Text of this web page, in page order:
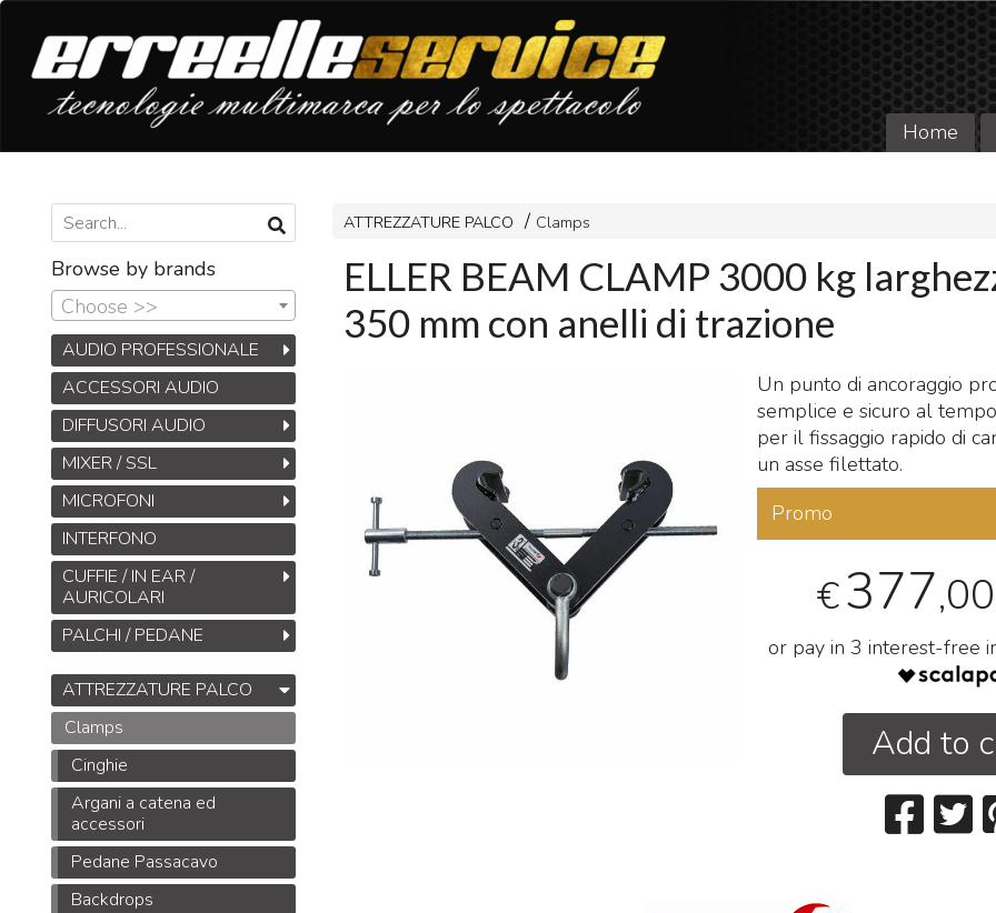
Home
ATTREZZATURE PALCO Clamps
ELLER BEAM CLAMP 3000 kg
350 mm con anelli di trazione
Un punto di ancoraggio
semplice e sicuro al
per il fissaggio rapido di
un asse filettato.
Promo
€377,00
or pay in 3 interest-free
Add to
Browse by brands
Choose >>
AUDIO PROFESSIONALE
ACCESSORI AUDIO
DIFFUSORI AUDIO
MIXER / SSL
MICROFONI
INTERFONO
CUFFIE / IN EAR /
AURICOLARI
PALCHI / PEDANE
ATTREZZATURE PALCO
Clamps
Cinghie
Argani a catena ed
accessori
Pedane Passacavo
Backdrops